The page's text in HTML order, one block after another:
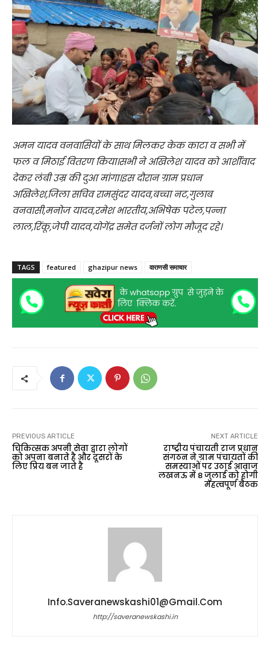
अमन यादव वनवासियों के साथ मिलकर केक काटा व सभी में
फल व मिठाई वितरण किया।सभी ने अखिलेश यादव को आर्शीवाद
देकर लंबी उम्र की दुआ मांगा।इस दौरान ग्राम प्रधान
अखिलेश,जिला सचिव रामसुंदर यादव,बच्चा नट,गुलाब
वनवासी,मनोज यादव,रमेश भारतीय,अभिषेक पटेल,पन्ना
लाल,रिंकू,जेपी यादव,योगेंद्र समेत दर्जनों लोग मौजूद रहे।
TAGS featured ghazipur news वाराणसी समाचार
PREVIOUS ARTICLE
चिकित्सक अपनी सेवा द्वारा लोगों
को अपना बनाते है और दूसरों के
लिए प्रिय बन जाते है
NEXT ARTICLE
राष्ट्रीय पंचायती राज प्रधान
संगठन ने ग्राम पंचायतों की
समस्याओं पर उठाई आवाज
लखनऊ में 8 जुलाई को होगी
महत्वपूर्ण बैठक
Info.saveranewskashi01@gmail.com
http://saveranewskashi.in